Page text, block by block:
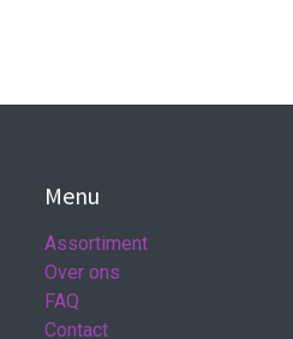
Menu
Assortiment
Over ons
FAQ
Contact